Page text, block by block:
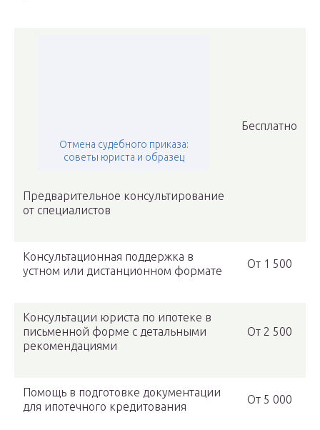
Отмена судебного приказа:
советы юриста и образец
Предварительное консультирование
от специалистов
Бесплатно
Консультационная поддержка в
устном или дистанционном формате
От 1 500
Консультации юриста по ипотеке в
письменной форме с детальными
рекомендациями
От 2 500
Помощь в подготовке документации
для ипотечного кредитования
От 5 000